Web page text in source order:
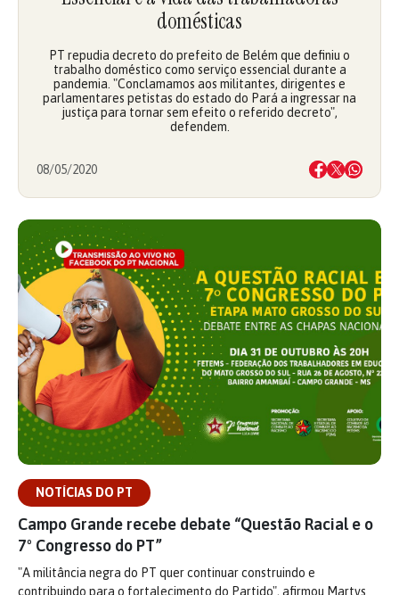
domésticas
PT repudia decreto do prefeito de Belém que definiu o
trabalho doméstico como serviço essencial durante a
pandemia. "Conclamamos aos militantes, dirigentes e
parlamentares petistas do estado do Pará a ingressar na
justiça para tornar sem efeito o referido decreto",
defendem.
08/05/2020
NOTÍCIAS DO PT
Campo Grande recebe debate “Questão Racial e o
7º Congresso do PT”
"A militância negra do PT quer continuar construindo e
contribuindo para o fortalecimento do Partido", afirmou Martvs